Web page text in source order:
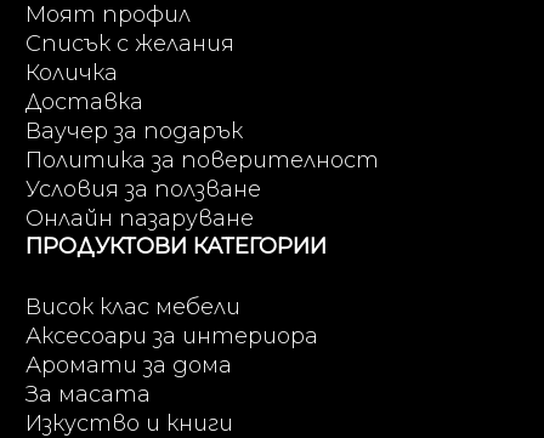
Моят профил
Списък с желания
Количка
Доставка
Ваучер за подарък
Политика за поверителност
Условия за ползване
Онлайн пазаруване
ПРОДУКТОВИ КАТЕГОРИИ
Висок клас мебели
Аксесоари за интериора
Аромати за дома
За масата
Изкуство и книги